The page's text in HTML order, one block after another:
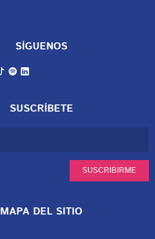
SÍGUENOS
SUSCRÍBETE
SUSCRIBIRME
MAPA DEL SITIO